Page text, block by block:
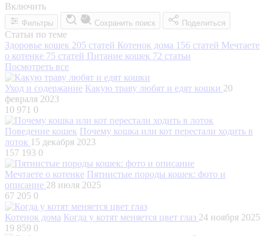
Включить
Фильтры Сохранить поиск Поделиться
Статьи по теме
Здоровье кошек 205 статей Котенок дома 156 статей Мечтаете
о котенке 75 статей Питание кошек 72 статьи
Посмотреть все
Уход и содержание Какую траву любят и едят кошки 20
февраля 2023
10 971 0
Поведение кошек Почему кошка или кот перестали ходить в
лоток 15 декабря 2023
157 193 0
Мечтаете о котенке Пятнистые породы кошек: фото и
описание 28 июля 2025
67 205 0
Котенок дома Когда у котят меняется цвет глаз 24 ноября 2025
19 859 0